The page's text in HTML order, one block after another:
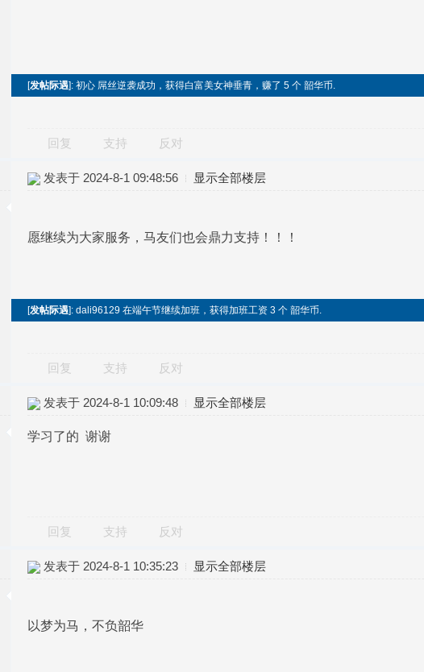
[发帖际遇]: 初心 屌丝逆袭成功，获得白富美女神垂青，赚了 5 个 韶华币.
回复 支持 反对
发表于 2024-8-1 09:48:56 显示全部楼层
愿继续为大家服务，马友们也会鼎力支持！！！
[发帖际遇]: dali96129 在端午节继续加班，获得加班工资 3 个 韶华币.
回复 支持 反对
发表于 2024-8-1 10:09:48 显示全部楼层
学习了的 谢谢
回复 支持 反对
发表于 2024-8-1 10:35:23 显示全部楼层
以梦为马，不负韶华